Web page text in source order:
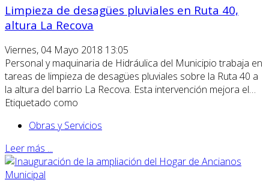
Limpieza de desagües pluviales en Ruta 40,
altura La Recova
Viernes, 04 Mayo 2018 13:05
Personal y maquinaria de Hidráulica del Municipio trabaja en
tareas de limpieza de desagües pluviales sobre la Ruta 40 a
la altura del barrio La Recova. Esta intervención mejora el…
Etiquetado como
Obras y Servicios
Leer más ...